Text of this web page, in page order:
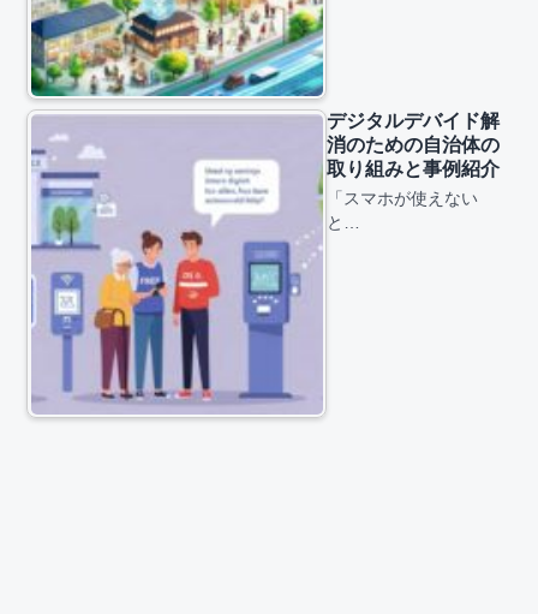
デジタルデバイド解
消のための自治体の
取り組みと事例紹介
「スマホが使えない
と…